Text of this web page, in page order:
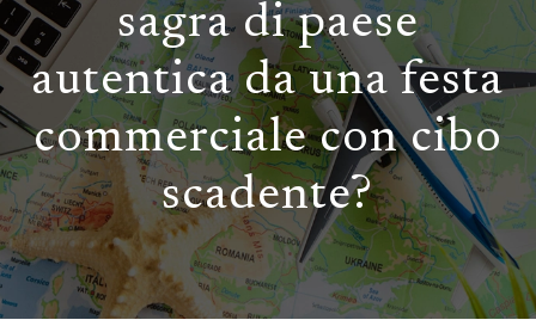
sagra di paese
autentica da una festa
commerciale con cibo
scadente?